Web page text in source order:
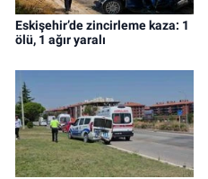
Eskişehir’de zincirleme kaza: 1
ölü, 1 ağır yaralı